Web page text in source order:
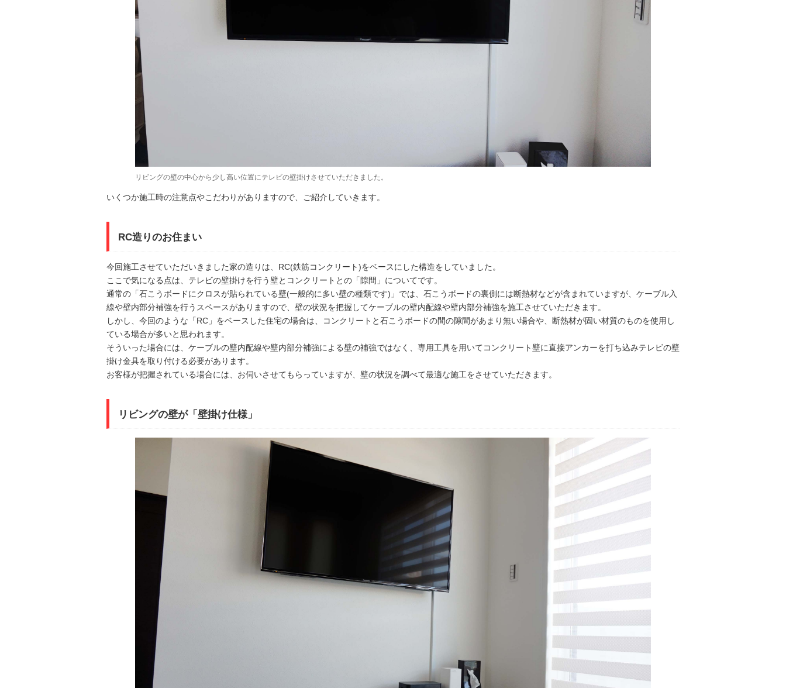
リビングの壁の中心から少し高い位置にテレビの壁掛けさせていただきました。
いくつか施工時の注意点やこだわりがありますので、ご紹介していきます。
RC造りのお住まい
今回施工させていただいきました家の造りは、RC(鉄筋コンクリート)をベースにした構造をしていました。
ここで気になる点は、テレビの壁掛けを行う壁とコンクリートとの「隙間」についてです。
通常の「石こうボードにクロスが貼られている壁(一般的に多い壁の種類です)」では、石こうボードの裏側には断熱材などが含まれていますが、ケーブル入
線や壁内部分補強を行うスペースがありますので、壁の状況を把握してケーブルの壁内配線や壁内部分補強を施工させていただきます。
しかし、今回のような「RC」をベースした住宅の場合は、コンクリートと石こうボードの間の隙間があまり無い場合や、断熱材が固い材質のものを使用し
ている場合が多いと思われます。
そういった場合には、ケーブルの壁内配線や壁内部分補強による壁の補強ではなく、専用工具を用いてコンクリート壁に直接アンカーを打ち込みテレビの壁
掛け金具を取り付ける必要があります。
お客様が把握されている場合には、お伺いさせてもらっていますが、壁の状況を調べて最適な施工をさせていただきます。
リビングの壁が「壁掛け仕様」